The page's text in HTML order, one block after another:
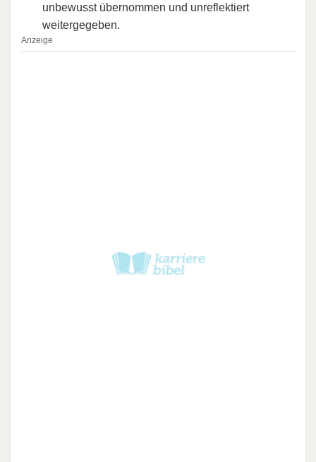
unbewusst übernommen und unreflektiert
weitergegeben.
Anzeige